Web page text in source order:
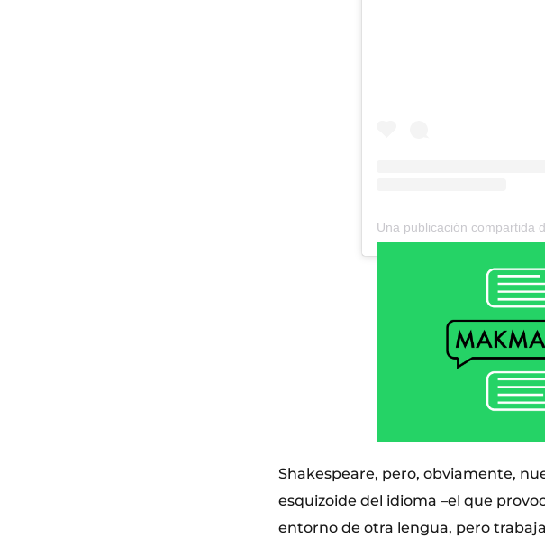
Shakespeare, pero, obviamente,
esquizoide del idioma –el que
entorno de otra lengua, pero